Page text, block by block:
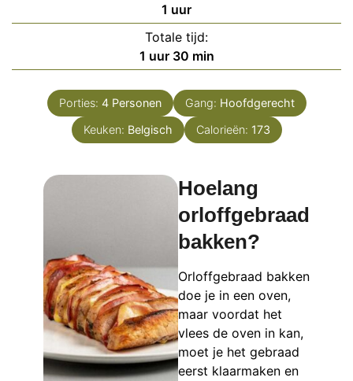
1 uur
uur
Totale tijd:
1 uur
uur 30minuten
min
Porties: 4 Personen Gang: Hoofdgerecht
Keuken: Belgisch Calorieën: 173
Hoelang
orloffgebraad
bakken?
Orloffgebraad bakken
doe je in een oven,
maar voordat het
vlees de oven in kan,
moet je het gebraad
eerst klaarmaken en